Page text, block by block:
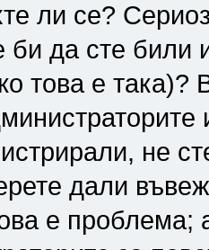
ли се?
би да сте
това е така)?
не
дали
е проблема;